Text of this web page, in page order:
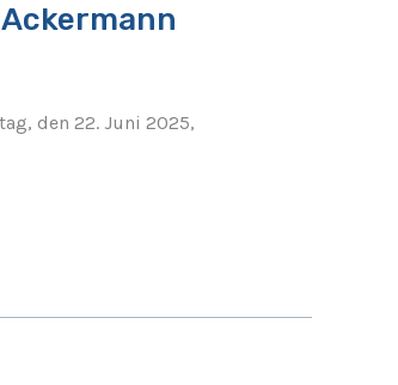
den 22. Juni 2025,